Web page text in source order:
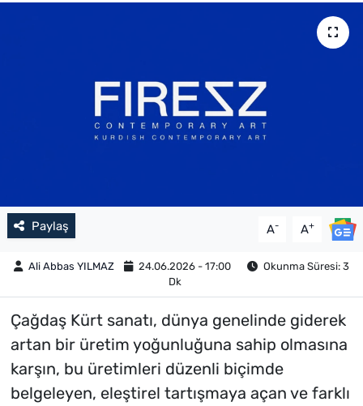
Paylaş A- A+
Ali Abbas YILMAZ 24.06.2026 - 17:00
Okunma Süresi: 3
Dk
Çağdaş Kürt sanatı, dünya genelinde giderek
artan bir üretim yoğunluğuna sahip olmasına
karşın, bu üretimleri düzenli biçimde
belgeleyen, eleştirel tartışmaya açan ve farklı